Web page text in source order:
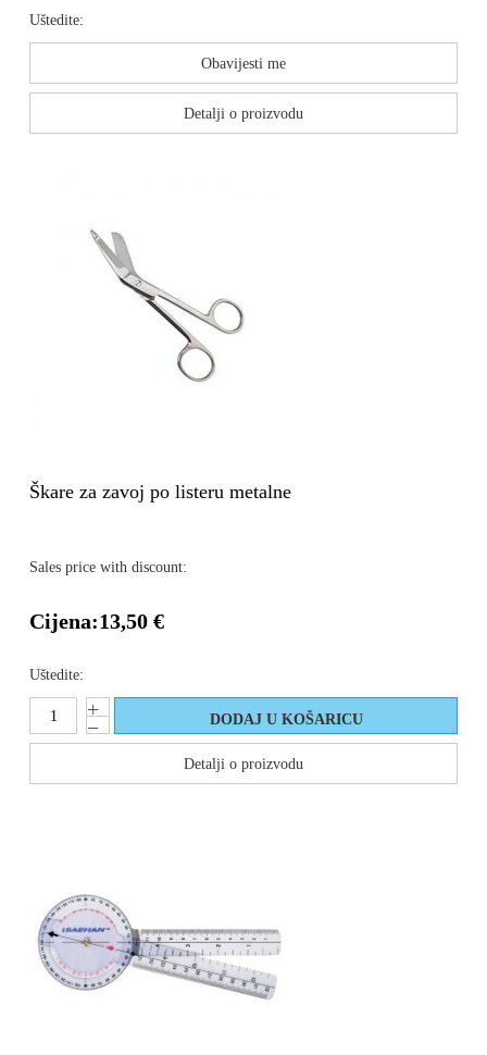
Uštedite:
Obavijesti me
Detalji o proizvodu
Škare za zavoj po listeru metalne
Sales price with discount:
Cijena:13,50 €
Uštedite:
Detalji o proizvodu